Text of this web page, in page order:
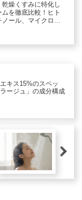
乾燥くすみに特化し
を徹底比較！ヒト
ール、マイクロニ
をレビュー。
キス15%のスペッ
ージュ」の成分構成